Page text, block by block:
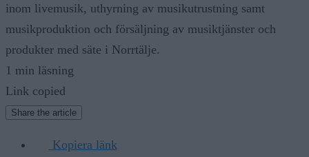
inom livemusik, uthyrning av musikutrustning samt
musikproduktion och försäljning av musiktjänster och
produkter med säte i Norrtälje.
1 min läsning
Link copied
Share the article
Kopiera länk